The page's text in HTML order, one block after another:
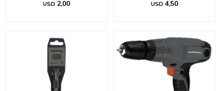
USD 2,00 USD 4,50